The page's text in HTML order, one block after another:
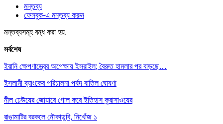
মন্তব্য
ফেসবুক-এ মন্তব্য করুন
মন্তব্যসমূহ বন্ধ করা হয়.
সর্বশেষ
ইরানি ক্ষেপণাস্ত্রের অপেক্ষায় ইসরাইল; বৈরুত হামলার পর বাড়ছে…
ইসলামী ব্যাংকের পরিচালনা পর্ষদ বাতিল ঘোষণা
নীল ঢেউয়ের জোয়ারে গোল করে ইতিহাস কুরাসাওয়ের
রাঙামাটির বরকলে নৌকাডুবি, নিখোঁজ ১